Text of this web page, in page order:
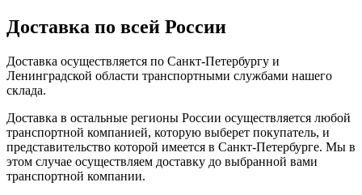
Доставка по всей России
Доставка осуществляется по Санкт-Петербургу и
Ленинградской области транспортными службами нашего
склада.
Доставка в остальные регионы России осуществляется любой
транспортной компанией, которую выберет покупатель, и
представительство которой имеется в Санкт-Петербурге. Мы в
этом случае осуществляем доставку до выбранной вами
транспортной компании.